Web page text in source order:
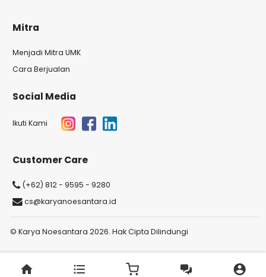
Mitra
Menjadi Mitra UMK
Cara Berjualan
Social Media
Ikuti Kami
Customer Care
(+62) 812 - 9595 - 9280
cs@karyanoesantara.id
© Karya Noesantara 2026. Hak Cipta Dilindungi